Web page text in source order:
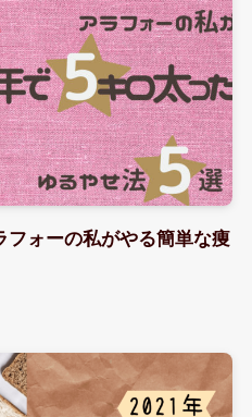
フォーの私がやる簡単な痩